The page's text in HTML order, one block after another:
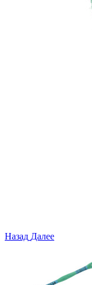
Назад Далее